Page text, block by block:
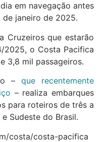
em navegação antes
janeiro de 2025.
Cruzeiros que estarão
2025, o Costa Pacifica
3,8 mil passageiros.
– que recentemente
– realiza embarques
para roteiros de três a
Sudeste do Brasil.
costa/costa-pacifica